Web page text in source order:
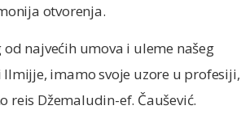
otvorenja.
najvećih umova i uleme našeg
imamo svoje uzore u profesiji,
Džemaludin-ef. Čaušević.